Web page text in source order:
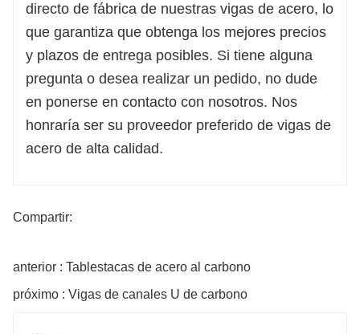
directo de fábrica de nuestras vigas de acero, lo
que garantiza que obtenga los mejores precios
y plazos de entrega posibles. Si tiene alguna
pregunta o desea realizar un pedido, no dude
en ponerse en contacto con nosotros. Nos
honraría ser su proveedor preferido de vigas de
acero de alta calidad.
Compartir:
anterior : Tablestacas de acero al carbono
próximo : Vigas de canales U de carbono